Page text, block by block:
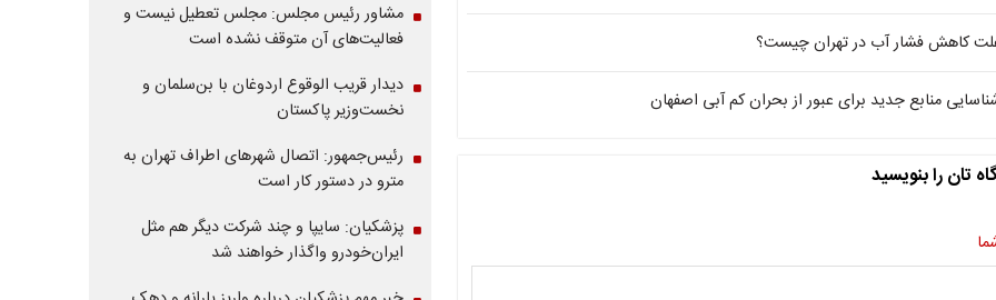
کاهش فشار آب در تهران چیست؟
منابع جدید برای عبور از بحران کم آبی اصفهان
تان را بنویسید
مشاور رئیس مجلس: مجلس تعطیل نیست و
فعالیت‌های آن متوقف نشده است
دیدار قریب الوقوع اردوغان با بن‌سلمان و
نخست‌وزیر پاکستان
رئیس‌جمهور: اتصال شهرهای اطراف تهران به
مترو در دستور کار است
پزشکیان: سایپا و چند شرکت دیگر هم مثل
ایران‌خودرو واگذار خواهند شد